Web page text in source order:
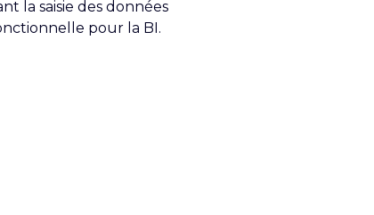
la saisie des données
pour la BI.